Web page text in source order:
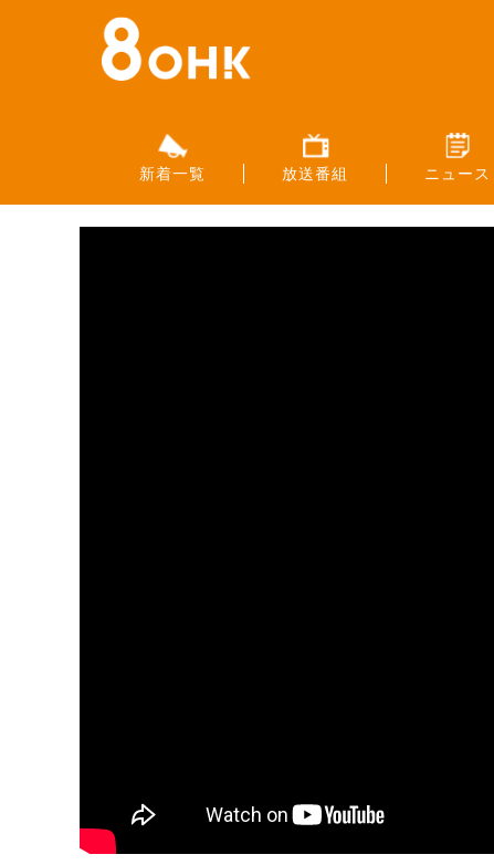
新着一覧 放送番組 ニュース